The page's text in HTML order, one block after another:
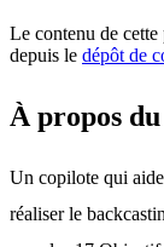
Le contenu de
depuis le dépôt de
À propos
Un copilote qui
réaliser le